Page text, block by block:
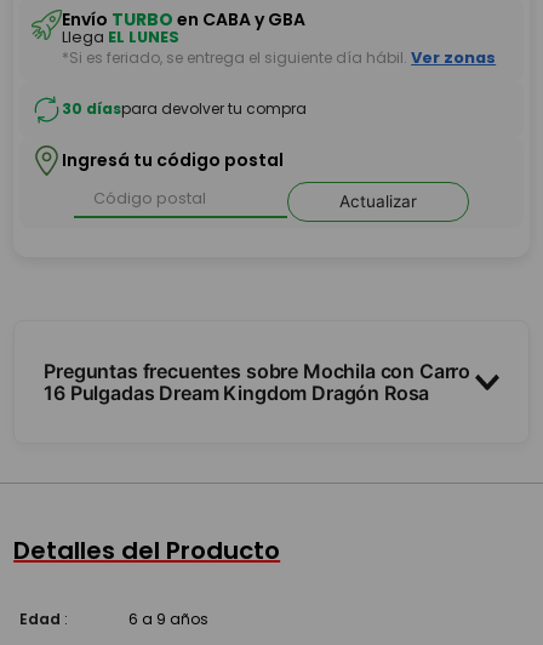
Envío TURBO en CABA y GBA
Llega EL LUNES
*Si es feriado, se entrega el siguiente día hábil. Ver zonas
30 díaspara devolver tu compra
Ingresá tu código postal
Actualizar
Preguntas frecuentes sobre Mochila con Carro
16 Pulgadas Dream Kingdom Dragón Rosa
Detalles del Producto
Edad : 6 a 9 años